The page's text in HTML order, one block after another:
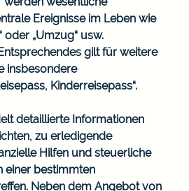
Ereignisse im Leben wie
oder „Umzug“ usw.
gilt für weitere
insbesondere
Kinderreisepass“.
detaillierte Informationen
zu erledigende
Hilfen und steuerliche
einer bestimmten
Neben dem Angebot von